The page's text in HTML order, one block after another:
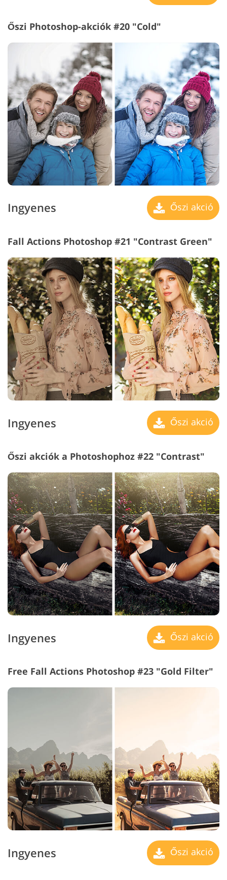
Őszi Photoshop-akciók #20 "Cold"
Ingyenes Őszi akció
Fall Actions Photoshop #21 "Contrast Green"
Ingyenes Őszi akció
Őszi akciók a Photoshophoz #22 "Contrast"
Ingyenes Őszi akció
Free Fall Actions Photoshop #23 "Gold Filter"
Ingyenes Őszi akció